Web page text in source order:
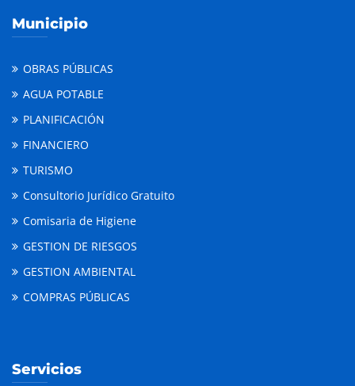
Municipio
OBRAS PÚBLICAS
AGUA POTABLE
PLANIFICACIÓN
FINANCIERO
TURISMO
Consultorio Jurídico Gratuito
Comisaria de Higiene
GESTION DE RIESGOS
GESTION AMBIENTAL
COMPRAS PÚBLICAS
Servicios